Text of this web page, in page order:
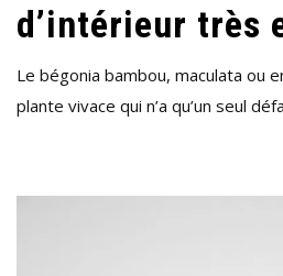
d’intérieur très
Le bégonia bambou, maculata ou
plante vivace qui n’a qu’un seul